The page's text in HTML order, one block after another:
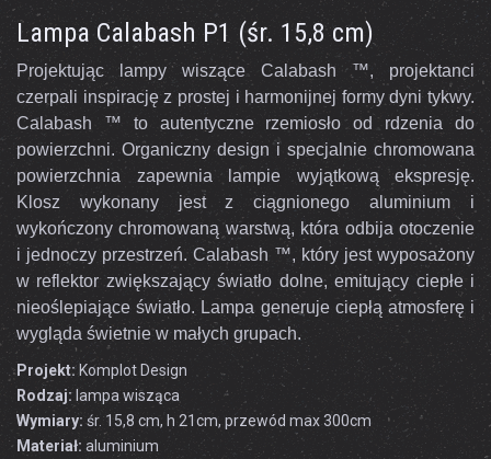
Lampa Calabash P1 (śr. 15,8 cm)
Projektując lampy wiszące Calabash ™, projektanci
czerpali inspirację z prostej i harmonijnej formy dyni tykwy.
Calabash ™ to autentyczne rzemiosło od rdzenia do
powierzchni. Organiczny design i specjalnie chromowana
powierzchnia zapewnia lampie wyjątkową ekspresję.
Klosz wykonany jest z ciągnionego aluminium i
wykończony chromowaną warstwą, która odbija otoczenie
i jednoczy przestrzeń. Calabash ™, który jest wyposażony
w reflektor zwiększający światło dolne, emitujący ciepłe i
nieoślepiające światło. Lampa generuje ciepłą atmosferę i
wygląda świetnie w małych grupach.
Projekt: Komplot Design
Rodzaj: lampa wisząca
Wymiary: śr. 15,8 cm, h 21cm, przewód max 300cm
Materiał: aluminium